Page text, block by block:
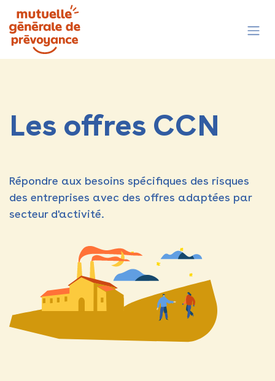
Se rendre au contenu
Les offres CCN
Répondre aux besoins spécifiques des risques
des entreprises avec des offres adaptées par
secteur d'activité.